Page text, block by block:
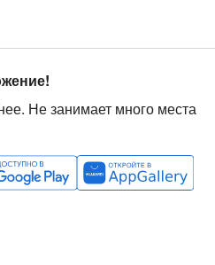
Не занимает много места